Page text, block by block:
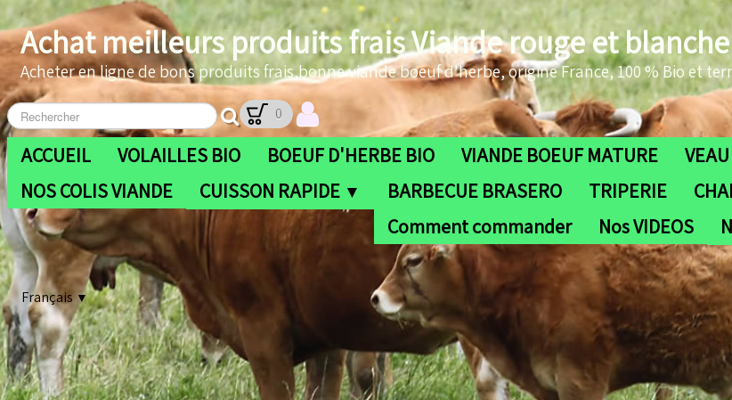
Achat meilleurs produits frais Viande rouge et
Acheter en ligne de bons produits frais,bonne viande boeuf d'herbe, origine France, 100 % Bio et
0
ACCUEIL VOLAILLES BIO BOEUF D'HERBE BIO VIANDE BOEUF MATURE
NOS COLIS VIANDE
CUISSON RAPIDE ▼ BARBECUE BRASERO TRIPERIE
Comment commander
Nos VIDEOS
Français▼